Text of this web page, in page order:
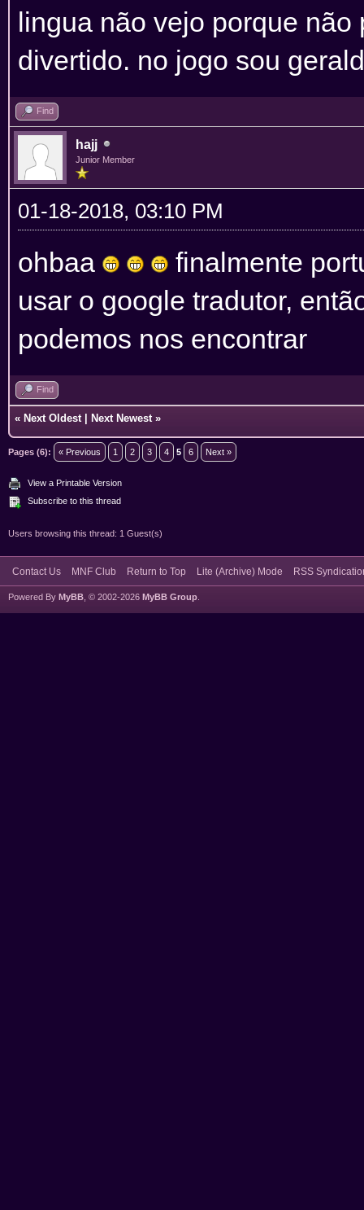
lingua não vejo porque
divertido. no jogo sou
Find
hajj
Junior Member
01-18-2018, 03:10 PM
ohbaa
finalmente
usar o google tradutor,
podemos nos encontrar
Find
« Next Oldest Next Newest »
Pages (6): « Previous 1 2 3 4 5 6 Next »
View a Printable Version
Subscribe to this thread
Users browsing this thread: 1 Guest(s)
Contact Us MNF Club Return to Top Lite (Archive) Mode RSS
Powered By MyBB , © 2002-2026 MyBB Group